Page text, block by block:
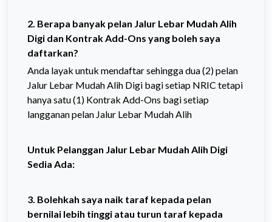
2. Berapa banyak pelan Jalur Lebar Mudah Alih
Digi dan Kontrak Add-Ons yang boleh saya
daftarkan?
Anda layak untuk mendaftar sehingga dua (2) pelan
Jalur Lebar Mudah Alih Digi bagi setiap NRIC tetapi
hanya satu (1) Kontrak Add-Ons bagi setiap
langganan pelan Jalur Lebar Mudah Alih
Untuk Pelanggan Jalur Lebar Mudah Alih Digi
Sedia Ada:
3. Bolehkah saya naik taraf kepada pelan
bernilai lebih tinggi atau turun taraf kepada